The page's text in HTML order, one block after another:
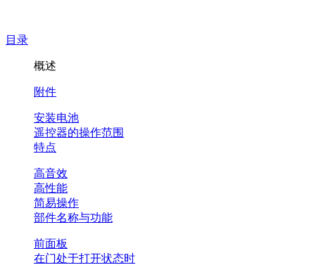
目录
概述
附件
安装电池
遥控器的操作范围
特点
高音效
高性能
简易操作
部件名称与功能
前面板
在门处于打开状态时